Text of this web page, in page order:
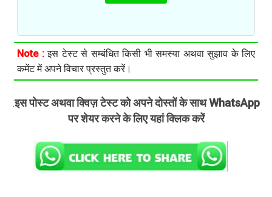
Note :इस टेस्ट से सम्बंधित किसी भी समस्या अथवा सुझाव के लिए
कमेंट में अपने विचार प्रस्तुत करें।
.इस पोस्ट अथवा क्विज़ टेस्ट को अपने दोस्तों के साथ WhatsApp
पर शेयर करने के लिए यहां क्लिक करें